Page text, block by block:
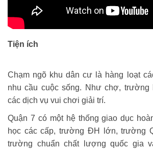
Tiện ích
Chạm ngõ khu dân cư là hàng loạt
nhu cầu cuộc sống. Như chợ, trường
các dịch vụ vui chơi giải trí.
Quận 7 có một hệ thống giao dục
học các cấp, trường ĐH lớn, trường
trường chuẩn chất lượng quốc gia